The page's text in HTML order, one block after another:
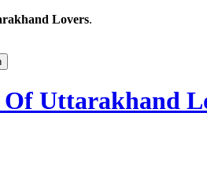
Lovers.
Uttarakhand